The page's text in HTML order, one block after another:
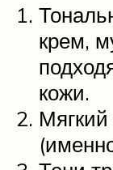
крем,
кожи.